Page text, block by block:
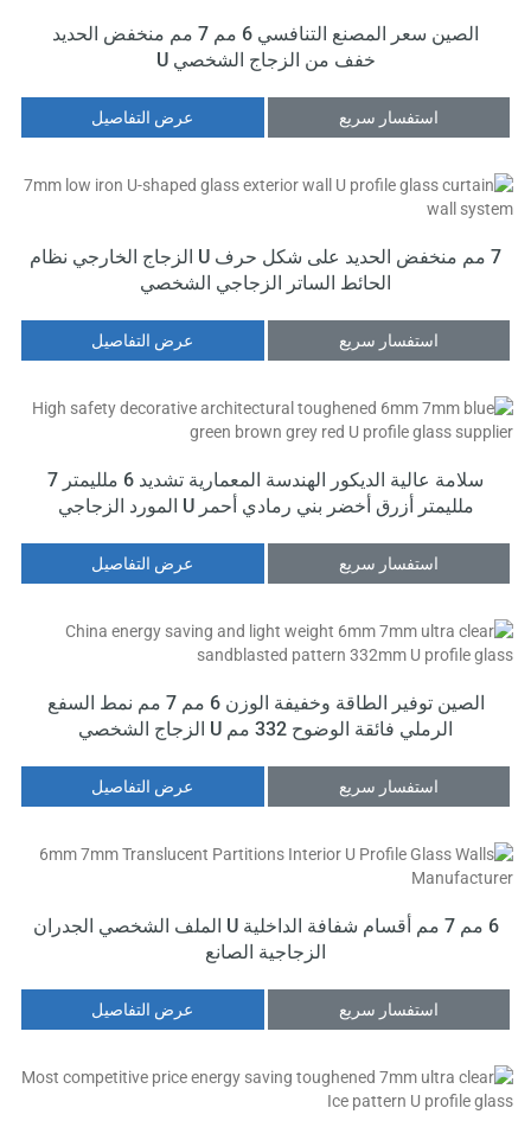
الصين سعر المصنع التنافسي 6 مم 7 مم منخفض الحديد
خفف من الزجاج الشخصي U
استفسار سريع عرض التفاصيل
7 مم منخفض الحديد على شكل حرف U الزجاج الخارجي نظام
الحائط الساتر الزجاجي الشخصي
استفسار سريع عرض التفاصيل
سلامة عالية الديكور الهندسة المعمارية تشديد 6 ملليمتر 7
ملليمتر أزرق أخضر بني رمادي أحمر U المورد الزجاجي
استفسار سريع عرض التفاصيل
الصين توفير الطاقة وخفيفة الوزن 6 مم 7 مم نمط السفع
الرملي فائقة الوضوح 332 مم U الزجاج الشخصي
استفسار سريع عرض التفاصيل
6 مم 7 مم أقسام شفافة الداخلية U الملف الشخصي الجدران
الزجاجية الصانع
استفسار سريع عرض التفاصيل